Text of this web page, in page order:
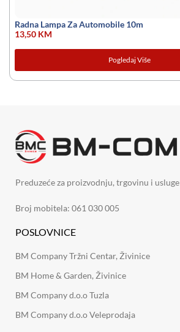
Radna Lampa Za Automobile 10m
13,50 KM
Pogledaj Više
Preduzeće za proizvodnju, trgovinu i usluge
Broj mobitela: 061 030 005
POSLOVNICE
BM Company Tržni Centar, Živinice
BM Home & Garden, Živinice
BM Company d.o.o Tuzla
BM Company d.o.o Veleprodaja